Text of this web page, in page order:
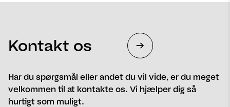
Kontakt os
Har du spørgsmål eller andet du vil vide, er du meget
velkommen til at kontakte os. Vi hjælper dig så
hurtigt som muligt.